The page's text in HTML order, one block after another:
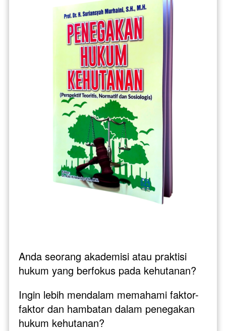
Anda seorang akademisi atau praktisi
hukum yang berfokus pada kehutanan?
Ingin lebih mendalam memahami faktor-
faktor dan hambatan dalam penegakan
hukum kehutanan?